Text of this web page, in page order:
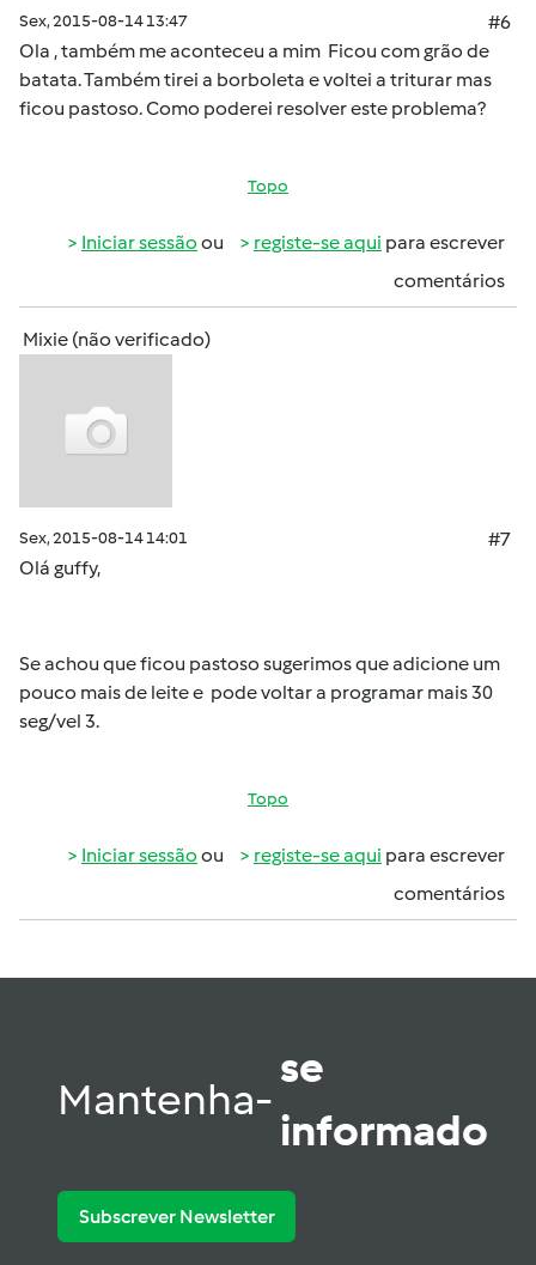
Sex, 2015-08-14 13:47
#6
Ola , também me aconteceu a mim Ficou com grão de
batata. Também tirei a borboleta e voltei a triturar mas
ficou pastoso. Como poderei resolver este problema?
Topo
Iniciar sessão ou registe-se aqui para escrever
comentários
Mixie (não verificado)
Sex, 2015-08-14 14:01
#7
Olá guffy,
Se achou que ficou pastoso sugerimos que adicione um
pouco mais de leite e pode voltar a programar mais 30
seg/vel 3.
Topo
Iniciar sessão ou registe-se aqui para escrever
comentários
Mantenha-
se
informado
Subscrever Newsletter